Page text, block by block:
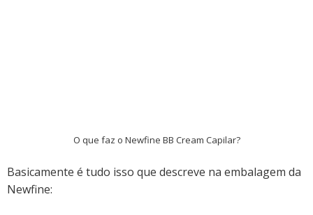
O que faz o Newfine BB Cream Capilar?
Basicamente é tudo isso que descreve na embalagem da
Newfine: